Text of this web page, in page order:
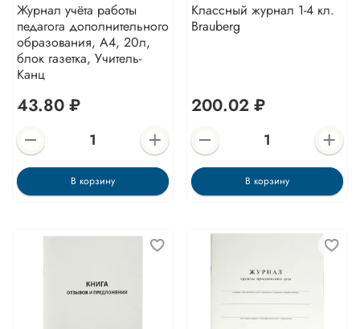
Журнал учёта работы
педагога дополнительного
образования, А4, 20л,
блок газетка, Учитель-
Канц
43.80 ₽
В корзину
Классный журнал 1-4 кл.
Brauberg
200.02 ₽
В корзину